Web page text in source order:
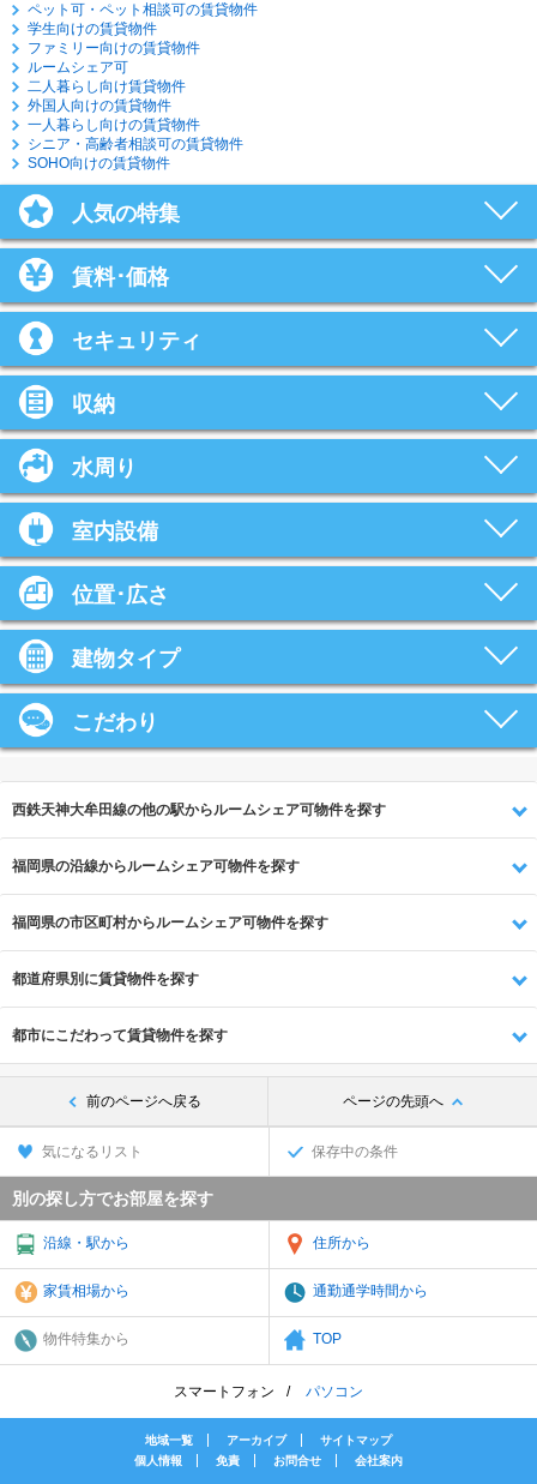
ペット可・ペット相談可の賃貸物件
学生向けの賃貸物件
ファミリー向けの賃貸物件
ルームシェア可
二人暮らし向け賃貸物件
外国人向けの賃貸物件
一人暮らし向けの賃貸物件
シニア・高齢者相談可の賃貸物件
SOHO向けの賃貸物件
人気の特集
賃料･価格
セキュリティ
収納
水周り
室内設備
位置･広さ
建物タイプ
こだわり
西鉄天神大牟田線の他の駅からルームシェア可物件を探す
福岡県の沿線からルームシェア可物件を探す
福岡県の市区町村からルームシェア可物件を探す
都道府県別に賃貸物件を探す
都市にこだわって賃貸物件を探す
前のページへ戻る ページの先頭へ
気になるリスト 保存中の条件
別の探し方でお部屋を探す
沿線・駅から 住所から
家賃相場から 通勤通学時間から
物件特集から TOP
スマートフォン パソコン
地域一覧 アーカイブ
サイトマップ
個人情報
免責 お問合せ 会社案内